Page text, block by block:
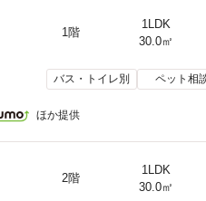
1階
1LDK
30.0㎡
バス・トイレ別 ペット相
ほか提供
2階
1LDK
30.0㎡